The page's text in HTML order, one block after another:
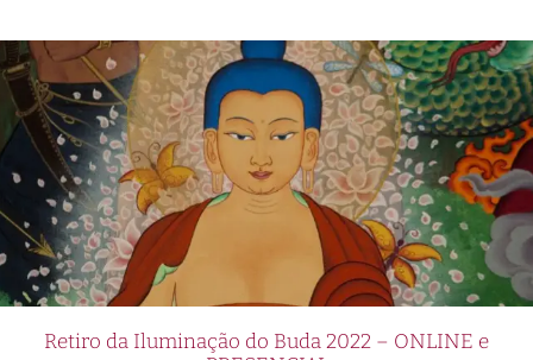
Retiro da Iluminação do Buda 2022 – ONLINE e